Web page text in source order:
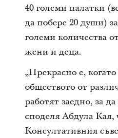
40 големи палатки
да побере 20 души)
големи количества
жени и деца.
„Прекрасно е,
обществото от
работят заедно, за
споделя Абдула Кая,
Консултативния